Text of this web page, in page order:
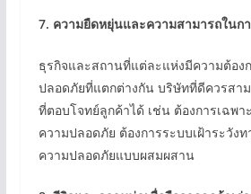
7. ความยืดหยุ่นและความสามารถในก
ธุรกิจและสถานที่แต่ละแห่งมีความต้อง
ปลอดภัยที่แตกต่างกัน บริษัทที่ดีควรสา
ที่ตอบโจทย์ลูกค้าได้ เช่น ต้องการเฉพา
ความปลอดภัย ต้องการระบบเฝ้าระวัง
ความปลอดภัยแบบผสมผสาน